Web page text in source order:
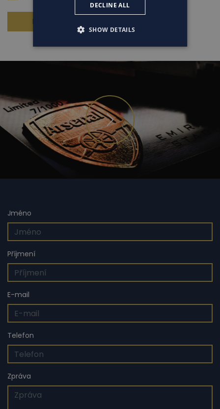
REGISTROVAT
Jméno
Příjmení
E-mail
Telefon
Zpráva
DECLINE ALL
SHOW DETAILS